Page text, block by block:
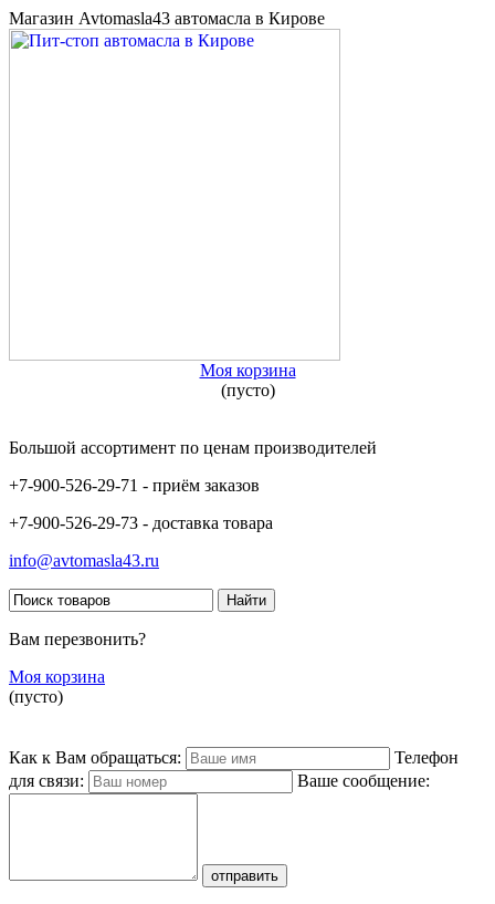
Магазин Avtomasla43 автомасла в Кирове
Моя корзина
(пусто)
Большой ассортимент по ценам производителей
+7-900-526-29-71 - приём заказов
+7-900-526-29-73 - доставка товара
info@avtomasla43.ru
Вам перезвонить?
Моя корзина
(пусто)
Как к Вам обращаться:
Телефон
для связи:
Ваше сообщение: